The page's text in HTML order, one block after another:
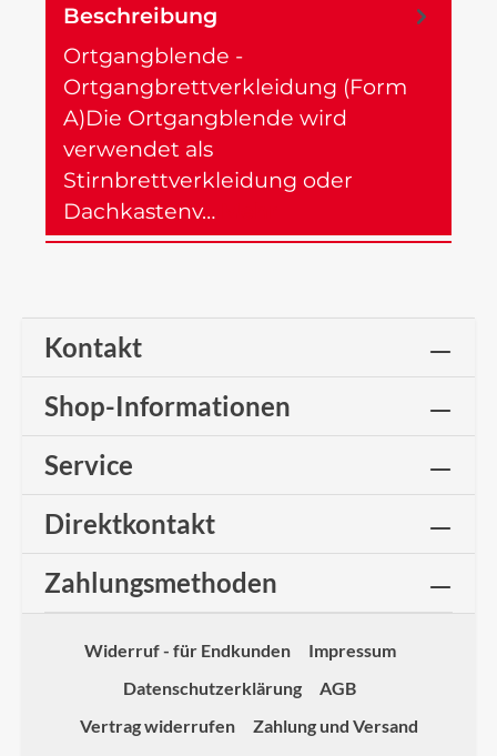
Beschreibung
Ortgangblende -
Ortgangbrettverkleidung (Form
A)Die Ortgangblende wird
verwendet als
Stirnbrettverkleidung oder
Dachkastenv…
Kontakt
Shop-Informationen
Service
Direktkontakt
Zahlungsmethoden
Widerruf - für Endkunden
Impressum
Datenschutzerklärung
AGB
Vertrag widerrufen
Zahlung und Versand